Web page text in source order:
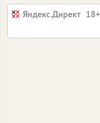
Яндекс.Директ